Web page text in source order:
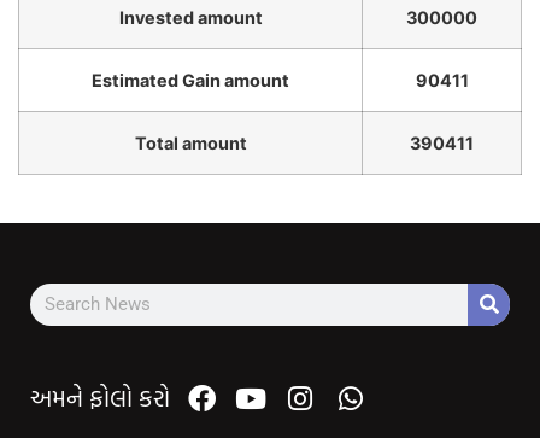
Invested amount 300000
Estimated Gain amount 90411
Total amount 390411
અમને ફોલો કરો